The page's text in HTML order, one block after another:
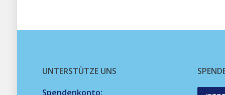
UNTERSTÜTZE UNS
Spendenkonto: